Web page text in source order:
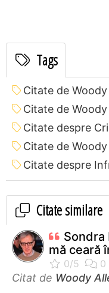
Tags
Citate de Woody
Citate de
Citate despre
Citate de
Citate despre
Citate similare
Sondra
mă ceară
Citat de Woody